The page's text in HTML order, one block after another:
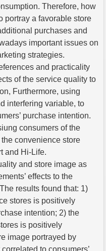
Therefore, how
portray a favorable store
purchases and
important issues on
strategies.
and practicality
of the service quality to
Furthermore, using
interfering variable, to
purchase intention.
consumers of the
convenience store
and Hi-Life.
and store image as
effects to the
results found that: 1)
stores is positively
intention; 2) the
is positively
image portrayed by
to consumers’